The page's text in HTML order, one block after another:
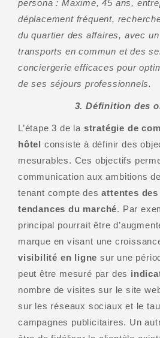
persona : Maxime, 45 ans,
déplacement fréquent,
du quartier des affaires, avec
transports en commun et des
conciergerie efficaces pour
de ses séjours professionnels.
3. Définition des
L’étape 3 de la stratégie de
hôtel consiste à définir des
mesurables. Ces objectifs
communication aux ambitions
tenant compte desattentes
tendances du marché. Par
principal pourrait être
marque en visant une
visibilité en ligne sur une
peut être mesuré par des
nombre de visites sur le site
sur les réseaux sociaux et le
campagnes publicitaires. Un